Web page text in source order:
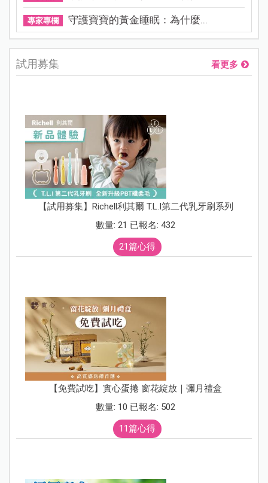
專家專欄 守護寶寶的黃金睡眠：為什麼...
試用募集 看更多
【試用募集】Richell利其爾 T.L.I第二代乳牙刷系列
數量: 21 已報名: 432
21篇心得
【免費試吃】實心蛋捲 窗花綻放｜彌月禮盒
數量: 10 已報名: 502
11篇心得